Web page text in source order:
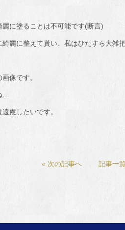
に塗ることは不可能です(断言)
麗に整えて貰い、私はひたすら大雑
像です。
…
慮したいです。
« 次の記事へ 記事一